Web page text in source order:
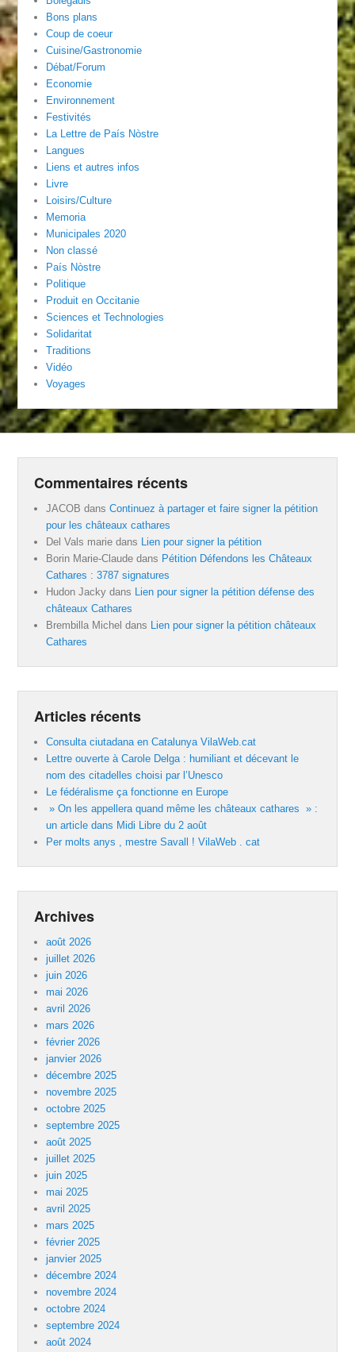
Bons plans
Coup de coeur
Cuisine/Gastronomie
Débat/Forum
Economie
Environnement
Festivités
La Lettre de País Nòstre
Langues
Liens et autres infos
Livre
Loisirs/Culture
Memoria
Municipales 2020
Non classé
País Nòstre
Politique
Produit en Occitanie
Sciences et Technologies
Solidaritat
Traditions
Vidéo
Voyages
Commentaires récents
JACOB dansContinuez à partager et faire signer la pétition
pour les châteaux cathares
Del Vals marie dans Lien pour signer la pétition
Borin Marie-Claude dans Pétition Défendons les Châteaux
Cathares : 3787 signatures
Hudon Jacky dans Lien pour signer la pétition défense des
châteaux Cathares
Brembilla Michel dans Lien pour signer la pétition châteaux
Cathares
Articles récents
Consulta ciutadana en Catalunya VilaWeb.cat
Lettre ouverte à Carole Delga : humiliant et décevant le
nom des citadelles choisi par l’Unesco
Le fédéralisme ça fonctionne en Europe
» On les appellera quand même les châteaux cathares » :
un article dans Midi Libre du 2 août
Per molts anys , mestre Savall ! VilaWeb . cat
Archives
août 2026
juillet 2026
juin 2026
mai 2026
avril 2026
mars 2026
février 2026
janvier 2026
décembre 2025
novembre 2025
octobre 2025
septembre 2025
août 2025
juillet 2025
juin 2025
mai 2025
avril 2025
mars 2025
février 2025
janvier 2025
décembre 2024
novembre 2024
octobre 2024
septembre 2024
août 2024